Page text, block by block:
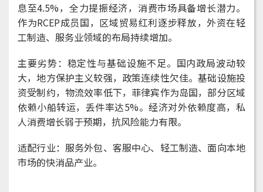
息至4.5%，全力提振经济，消费市场具备增长潜力。
作为RCEP成员国，区域贸易红利逐步释放，外资在轻
工制造、服务业领域的布局持续增加。
主要劣势：稳定性与基础设施不足。国内政局波动较
大，地方保护主义较强，政策连续性欠佳。基础设施投
资受制约，物流效率低下，菲律宾作为岛国，部分区域
依赖小船转运，丢件率达5%。经济对外依赖度高，私
人消费增长弱于预期，抗风险能力有限。
适配行业：服务外包、客服中心、轻工制造、面向本地
市场的快消品产业。